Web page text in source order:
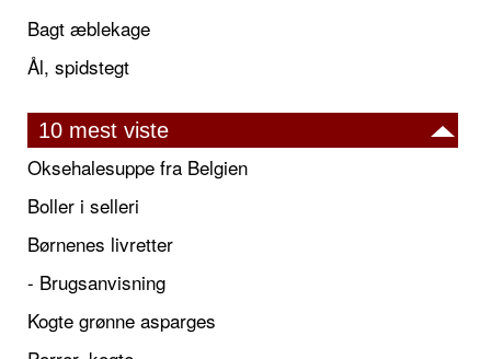
Bagt æblekage
Ål, spidstegt
10 mest viste
Oksehalesuppe fra Belgien
Boller i selleri
Børnenes livretter
- Brugsanvisning
Kogte grønne asparges